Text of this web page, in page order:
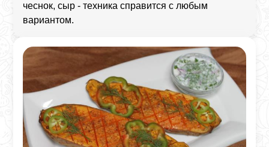
чеснок, сыр - техника справится с любым
вариантом.